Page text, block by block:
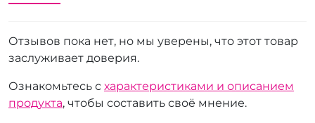
Отзывов пока нет, но мы уверены, что этот товар
заслуживает доверия.
Ознакомьтесь с характеристиками и описанием
продукта, чтобы составить своё мнение.